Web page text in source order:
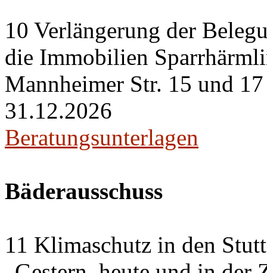
10 Verlängerung der
die Immobilien
Mannheimer Str. 15 und
31.12.2026
Beratungsunterlagen
Bäderausschuss
11 Klimaschutz in den